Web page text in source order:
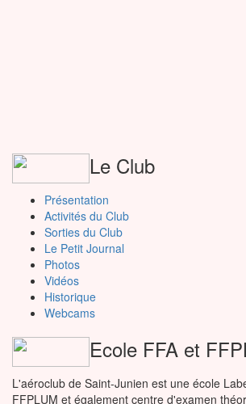
Le Club
Présentation
Activités du Club
Sorties du Club
Le Petit Journal
Photos
Vidéos
Historique
Webcams
Ecole FFA et
L'aéroclub de Saint-Junien est une école
FFPLUM et également centre d'examen